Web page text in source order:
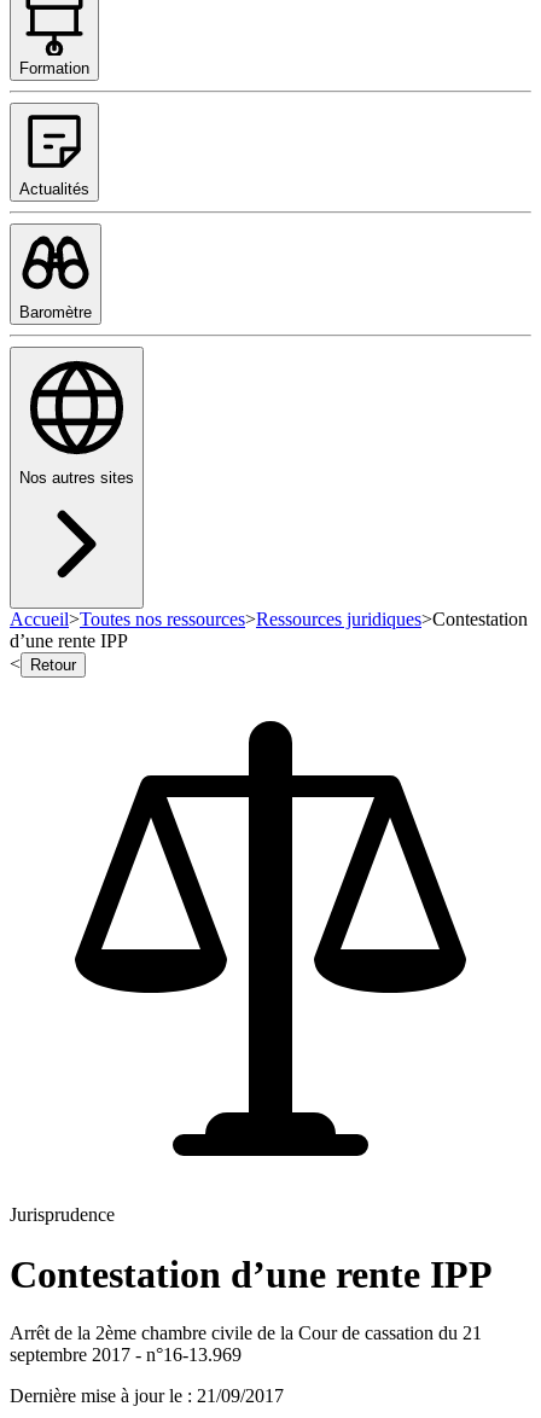
Formation
Actualités
Baromètre
Nos autres sites
Accueil>Toutes nos ressources>Ressources juridiques>Contestation
d’une rente IPP
<
Retour
Jurisprudence
Contestation d’une rente IPP
Arrêt de la 2ème chambre civile de la Cour de cassation du 21
septembre 2017 - n°16-13.969
Dernière mise à jour le : 21/09/2017